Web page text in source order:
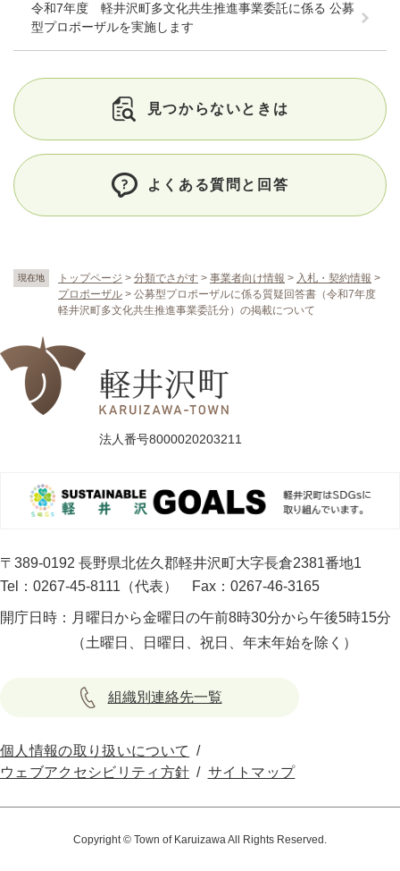
現在地 トップページ > 分類でさがす > 事業者向け情報 > 入札・契約情報 >
プロポーザル > 公募型プロポーザルに係る質疑回答書（令和7年度
軽井沢町多文化共生推進事業委託分）の掲載について
令和7年度 軽井沢町多文化共生推進事業委託に係る 公募
型プロポーザルを実施します
見つからないときは
よくある質問と回答
法人番号8000020203211
〒389-0192 長野県北佐久郡軽井沢町大字長倉2381番地1
Tel：0267-45-8111（代表）
Fax：0267-46-3165
開庁日時： 月曜日から金曜日の午前8時30分から午後5時15分
（土曜日、日曜日、祝日、年末年始を除く）
組織別連絡先一覧
個人情報の取り扱いについて
ウェブアクセシビリティ方針
サイトマップ
Copyright © Town of Karuizawa All Rights Reserved.